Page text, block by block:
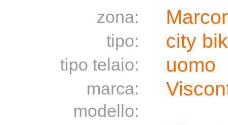
zona:
tipo: city
tipo telaio: uomo
marca:
modello: